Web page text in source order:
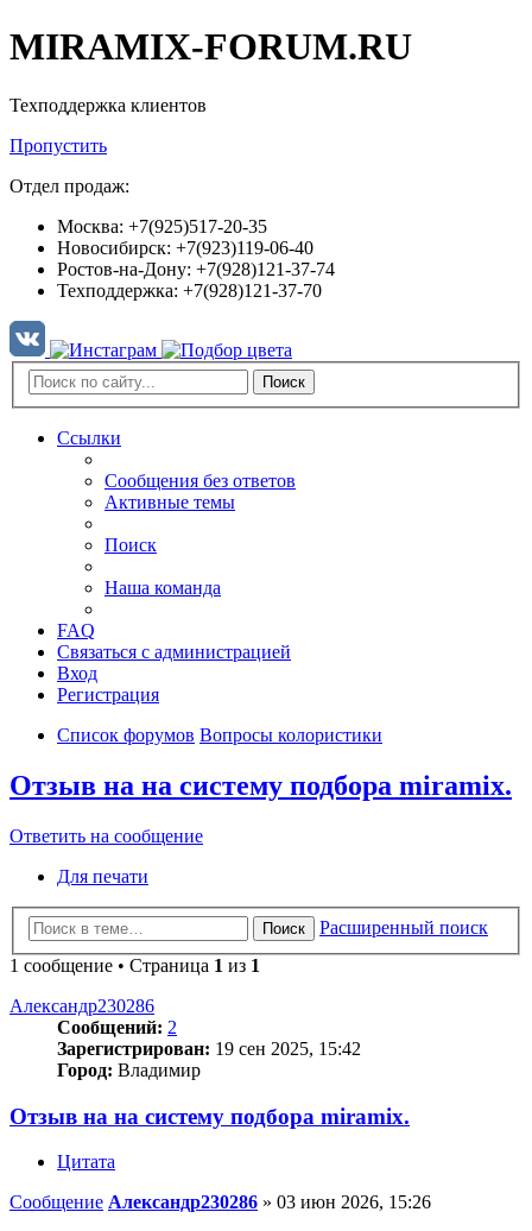
MIRAMIX-FORUM.RU
Техподдержка клиентов
Пропустить
Отдел продаж:
Москва: +7(925)517-20-35
Новосибирск: +7(923)119-06-40
Ростов-на-Дону: +7(928)121-37-74
Техподдержка: +7(928)121-37-70
Поиск
Ссылки
Сообщения без ответов
Активные темы
Поиск
Наша команда
FAQ
Связаться с администрацией
Вход
Регистрация
Список форумов Вопросы колористики
Отзыв на на систему подбора miramix.
Ответить на сообщение
Для печати
Поиск
Расширенный поиск
1 сообщение • Страница 1 из 1
Александр230286
Сообщений: 2
Зарегистрирован: 19 сен 2025, 15:42
Город: Владимир
Отзыв на на систему подбора miramix.
Цитата
Сообщение Александр230286 » 03 июн 2026, 15:26